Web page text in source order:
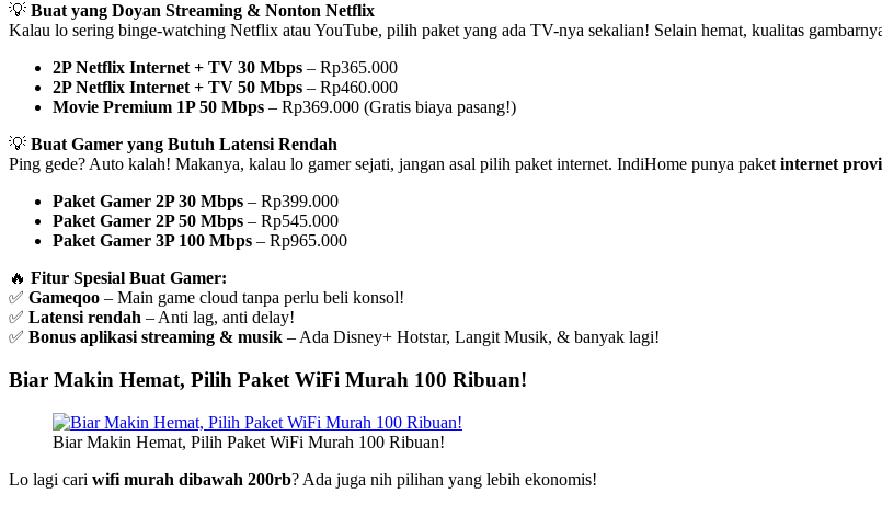
💡 Buat yang Doyan Streaming & Nonton Netflix
Kalau lo sering binge-watching Netflix atau YouTube, pilih paket yang ada TV-nya sekalian! Selain hemat, kualitas
2P Netflix Internet + TV 30 Mbps – Rp365.000
2P Netflix Internet + TV 50 Mbps – Rp460.000
Movie Premium 1P 50 Mbps – Rp369.000 (Gratis biaya pasang!)
💡 Buat Gamer yang Butuh Latensi Rendah
Ping gede? Auto kalah! Makanya, kalau lo gamer sejati, jangan asal pilih paket internet. IndiHome punya paket internet
Paket Gamer 2P 30 Mbps – Rp399.000
Paket Gamer 2P 50 Mbps – Rp545.000
Paket Gamer 3P 100 Mbps – Rp965.000
🔥 Fitur Spesial Buat Gamer:
✅ Gameqoo – Main game cloud tanpa perlu beli konsol!
✅ Latensi rendah – Anti lag, anti delay!
✅ Bonus aplikasi streaming & musik – Ada Disney+ Hotstar, Langit Musik, & banyak lagi!
Biar Makin Hemat, Pilih Paket WiFi Murah 100 Ribuan!
Biar Makin Hemat, Pilih Paket WiFi Murah 100 Ribuan!
Lo lagi cari wifi murah dibawah 200rb? Ada juga nih pilihan yang lebih ekonomis!